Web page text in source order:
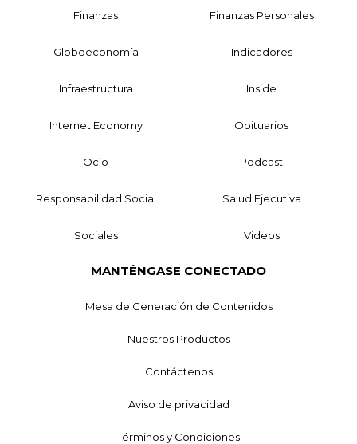
Finanzas Finanzas Personales
Globoeconomía Indicadores
Infraestructura Inside
Internet Economy Obituarios
Ocio Podcast
Responsabilidad Social Salud Ejecutiva
Sociales Videos
MANTÉNGASE CONECTADO
Mesa de Generación de Contenidos
Nuestros Productos
Contáctenos
Aviso de privacidad
Términos y Condiciones